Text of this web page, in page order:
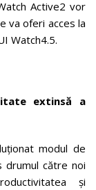
Active2 vor
va oferi acces la
Watch4.5.
extinsă a
modul de
drumul către noi
și